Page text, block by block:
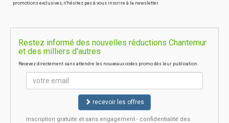
promotions exclusives, n'hésitez pas à vous inscrire à la newsletter.
Restez informé des nouvelles réductions Chantemur
et des milliers d'autres
Recevez directement sans attendre les nouveaux codes promo dès leur publication.
recevoir les offres
inscription gratuite et sans engagement - confidentialité des